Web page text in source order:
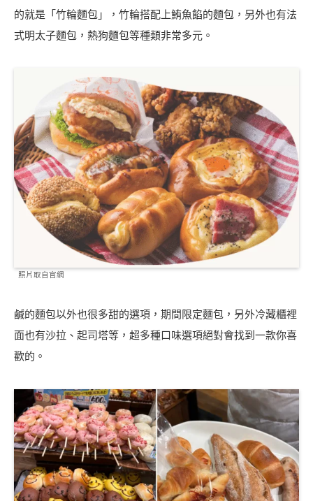
的就是「竹輪麵包」，竹輪搭配上鮪魚餡的麵包，另外也有法
式明太子麵包，熱狗麵包等種類非常多元。
照片取自官網
鹹的麵包以外也很多甜的選項，期間限定麵包，另外冷藏櫃裡
面也有沙拉、起司塔等，超多種口味選項絕對會找到一款你喜
歡的。